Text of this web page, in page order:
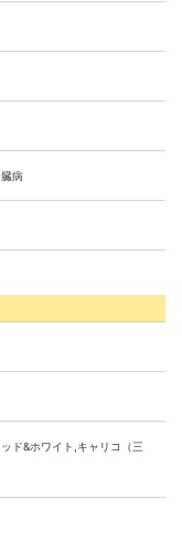
病
ド&ホワイト,キャリコ（三